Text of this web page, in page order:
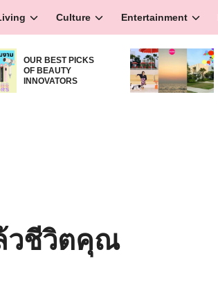
Culture Entertainment
OUR BEST PICKS
OF BEAUTY
INNOVATORS
วชีวิตคุณ